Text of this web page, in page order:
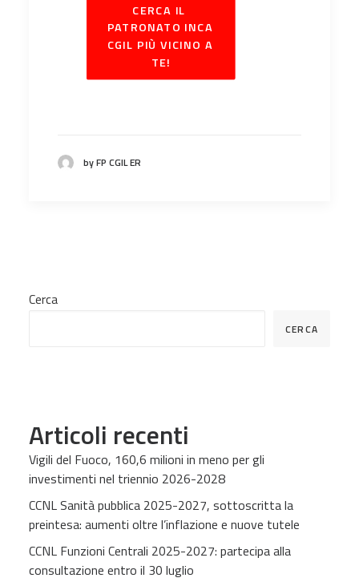
CERCA IL
PATRONATO INCA
CGIL PIÙ VICINO A
TE!
by FP CGIL ER
Cerca
CERCA
Articoli recenti
Vigili del Fuoco, 160,6 milioni in meno per gli
investimenti nel triennio 2026-2028
CCNL Sanità pubblica 2025-2027, sottoscritta la
preintesa: aumenti oltre l’inflazione e nuove tutele
CCNL Funzioni Centrali 2025-2027: partecipa alla
consultazione entro il 30 luglio